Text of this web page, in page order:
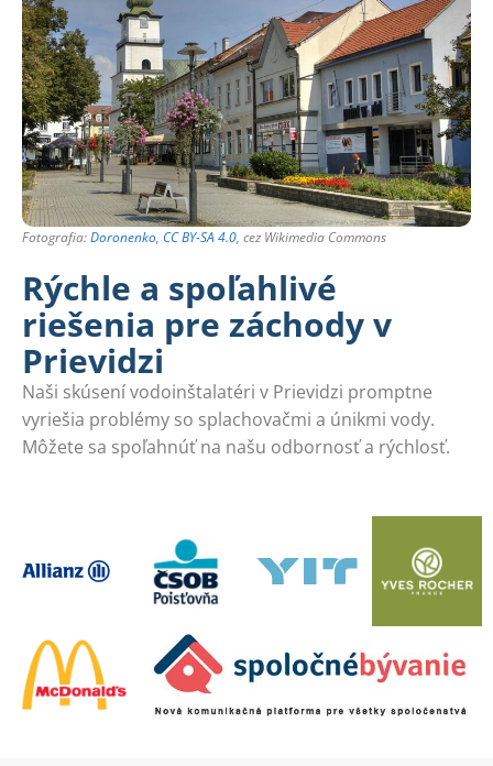
Fotografia:Doronenko, CC BY-SA 4.0, cez Wikimedia Commons
Rýchle a spoľahlivé
riešenia pre záchody v
Prievidzi
Naši skúsení vodoinštalatéri v Prievidzi promptne
vyriešia problémy so splachovačmi a únikmi vody.
Môžete sa spoľahnúť na našu odbornosť a rýchlosť.